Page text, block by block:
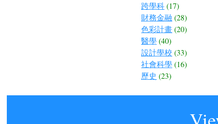
跨學科(17)
財務金融 (28)
色彩計畫(20)
醫學(40)
設計學校 (33)
社會科學(16)
歷史 (23)